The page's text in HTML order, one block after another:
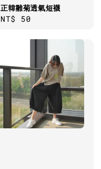
正韓雛菊透氣短襪
Regular
NT$ 50